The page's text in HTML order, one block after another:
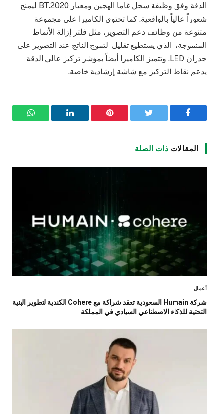
الدقة وفق وظيفة سجل غاما الهجين ومعيار BT.2020 ليمنح
شعوراً عالياً بالواقعية. كما تحتوي الكاميرا على مجموعة
متنوعة من وظائف دعم التصوير، مثل فلتر إزالة الأنماط
المتموجة، الذي يستطيع تقليل التموج الناتج عند التصوير على
جدران LED. وتتميز الكاميرا أيضاً بمؤشر تركيز عالي الدقة
يدعم نقاط التركيز مع شاشة إرشادية خاصة.
فيسبوك تويتر بينتيريست لينكدإن واتساب
المقالات ذات الصلة
أعمال
شركة Humain السعودية تعقد شراكة مع Cohere الكندية لتطوير البنية
التحتية للذكاء الاصطناعي السيادي في المملكة